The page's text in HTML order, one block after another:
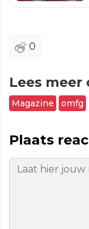
0
Lees meer
Magazine omfg
Plaats